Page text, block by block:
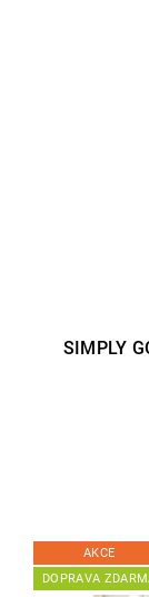
SIMPLY
AKCE
DOPRAVA